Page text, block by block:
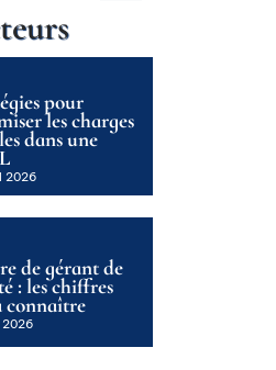
pour
les charges
dans une
2026
de gérant de
: les chiffres
connaître